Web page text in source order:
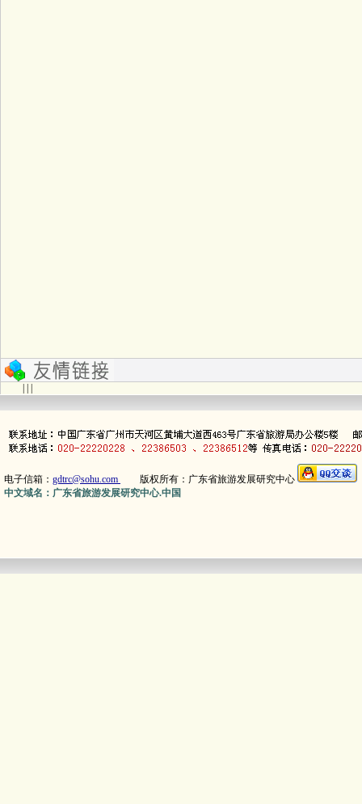
电子信箱： gdtrc@sohu.com 版权所有：广东省旅游发展研究中心
中文域名：广东省旅游发展研究中心.中国